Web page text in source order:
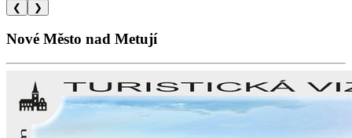
❮ ❯
Nové Město nad Metují